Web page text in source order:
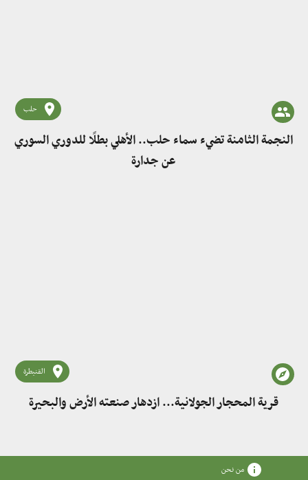
حلب
النجمة الثامنة تضيء سماء حلب.. الأهلي بطلًا للدوري السوري
عن جدارة
القنيطرة
قرية المحجار الجولانية... ازدهار صنعته الأرض والبحيرة
من نحن